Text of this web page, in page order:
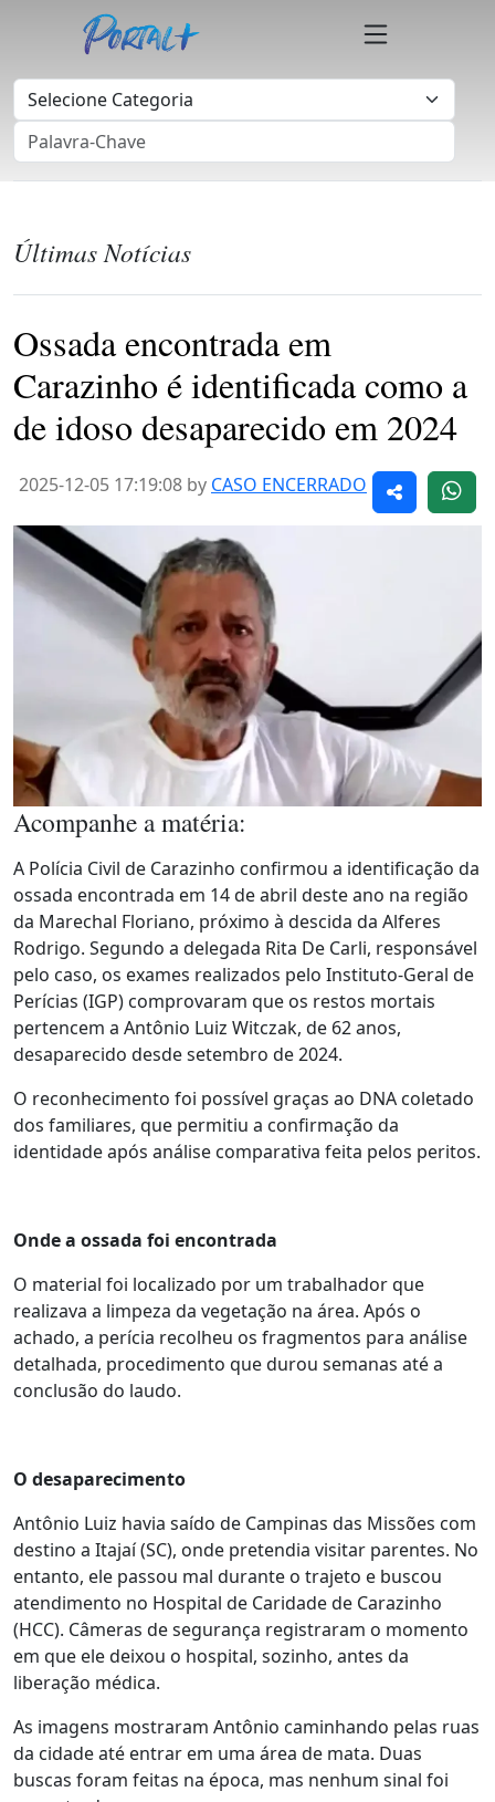
Últimas Notícias
Ossada encontrada em
Carazinho é identificada como a
de idoso desaparecido em 2024
2025-12-05 17:19:08 by CASO ENCERRADO
Acompanhe a matéria:
A Polícia Civil de Carazinho confirmou a identificação da
ossada encontrada em 14 de abril deste ano na região
da Marechal Floriano, próximo à descida da Alferes
Rodrigo. Segundo a delegada Rita De Carli, responsável
pelo caso, os exames realizados pelo Instituto-Geral de
Perícias (IGP) comprovaram que os restos mortais
pertencem a Antônio Luiz Witczak, de 62 anos,
desaparecido desde setembro de 2024.
O reconhecimento foi possível graças ao DNA coletado
dos familiares, que permitiu a confirmação da
identidade após análise comparativa feita pelos peritos.
Onde a ossada foi encontrada
O material foi localizado por um trabalhador que
realizava a limpeza da vegetação na área. Após o
achado, a perícia recolheu os fragmentos para análise
detalhada, procedimento que durou semanas até a
conclusão do laudo.
O desaparecimento
Antônio Luiz havia saído de Campinas das Missões com
destino a Itajaí (SC), onde pretendia visitar parentes. No
entanto, ele passou mal durante o trajeto e buscou
atendimento no Hospital de Caridade de Carazinho
(HCC). Câmeras de segurança registraram o momento
em que ele deixou o hospital, sozinho, antes da
liberação médica.
As imagens mostraram Antônio caminhando pelas ruas
da cidade até entrar em uma área de mata. Duas
buscas foram feitas na época, mas nenhum sinal foi